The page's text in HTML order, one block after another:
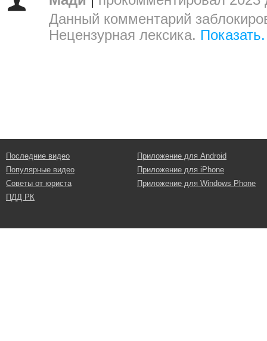
Данный комментарий
Нецензурная лексика. Показать.
Последние видео
Популярные видео
Советы от юриста
ПДД РК
Приложение для Android
Приложение для iPhone
Приложение для Windows Phone